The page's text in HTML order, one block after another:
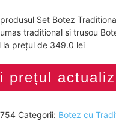
Set Botez
traditional si trusou
la prețul de 349.0 lei
prețul
Categorii: Botez cu